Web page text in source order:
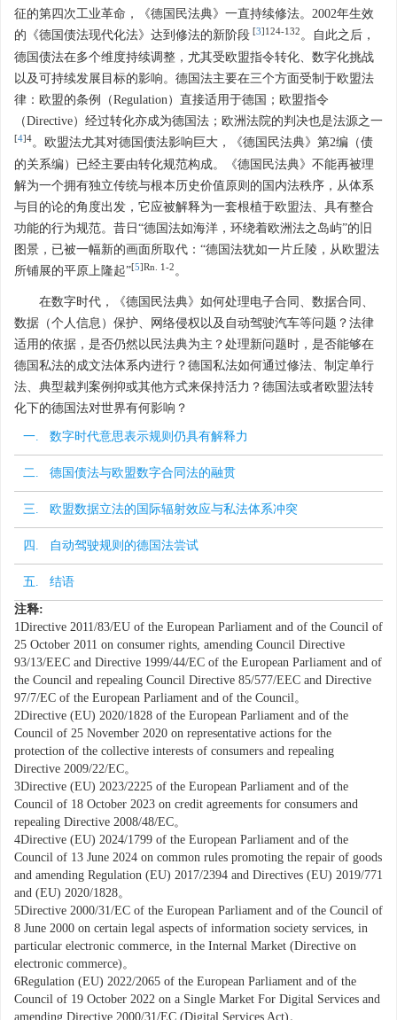
征的第四次工业革命，《德国民法典》一直持续修法。2002年生效
的《德国债法现代化法》达到修法的新阶段 [3]124-132。自此之后，
德国债法在多个维度持续调整，尤其受欧盟指令转化、数字化挑战
以及可持续发展目标的影响。德国法主要在三个方面受制于欧盟法
律：欧盟的条例（Regulation）直接适用于德国；欧盟指令
（Directive）经过转化亦成为德国法；欧洲法院的判决也是法源之一
[4]4。欧盟法尤其对德国债法影响巨大，《德国民法典》第2编（债
的关系编）已经主要由转化规范构成。《德国民法典》不能再被理
解为一个拥有独立传统与根本历史价值原则的国内法秩序，从体系
与目的论的角度出发，它应被解释为一套根植于欧盟法、具有整合
功能的行为规范。昔日“德国法如海洋，环绕着欧洲法之岛屿”的旧
图景，已被一幅新的画面所取代：“德国法犹如一片丘陵，从欧盟法
所铺展的平原上隆起”[5]Rn. 1-2。
在数字时代，《德国民法典》如何处理电子合同、数据合同、
数据（个人信息）保护、网络侵权以及自动驾驶汽车等问题？法律
适用的依据，是否仍然以民法典为主？处理新问题时，是否能够在
德国私法的成文法体系内进行？德国私法如何通过修法、制定单行
法、典型裁判案例抑或其他方式来保持活力？德国法或者欧盟法转
化下的德国法对世界有何影响？
一. 数字时代意思表示规则仍具有解释力
二. 德国债法与欧盟数字合同法的融贯
三. 欧盟数据立法的国际辐射效应与私法体系冲突
四. 自动驾驶规则的德国法尝试
五. 结语
注释:
1Directive 2011/83/EU of the European Parliament and of the Council of
25 October 2011 on consumer rights, amending Council Directive
93/13/EEC and Directive 1999/44/EC of the European Parliament and of
the Council and repealing Council Directive 85/577/EEC and Directive
97/7/EC of the European Parliament and of the Council。
2Directive (EU) 2020/1828 of the European Parliament and of the
Council of 25 November 2020 on representative actions for the
protection of the collective interests of consumers and repealing
Directive 2009/22/EC。
3Directive (EU) 2023/2225 of the European Parliament and of the
Council of 18 October 2023 on credit agreements for consumers and
repealing Directive 2008/48/EC。
4Directive (EU) 2024/1799 of the European Parliament and of the
Council of 13 June 2024 on common rules promoting the repair of goods
and amending Regulation (EU) 2017/2394 and Directives (EU) 2019/771
and (EU) 2020/1828。
5Directive 2000/31/EC of the European Parliament and of the Council of
8 June 2000 on certain legal aspects of information society services, in
particular electronic commerce, in the Internal Market (Directive on
electronic commerce)。
6Regulation (EU) 2022/2065 of the European Parliament and of the
Council of 19 October 2022 on a Single Market For Digital Services and
amending Directive 2000/31/EC (Digital Services Act)。